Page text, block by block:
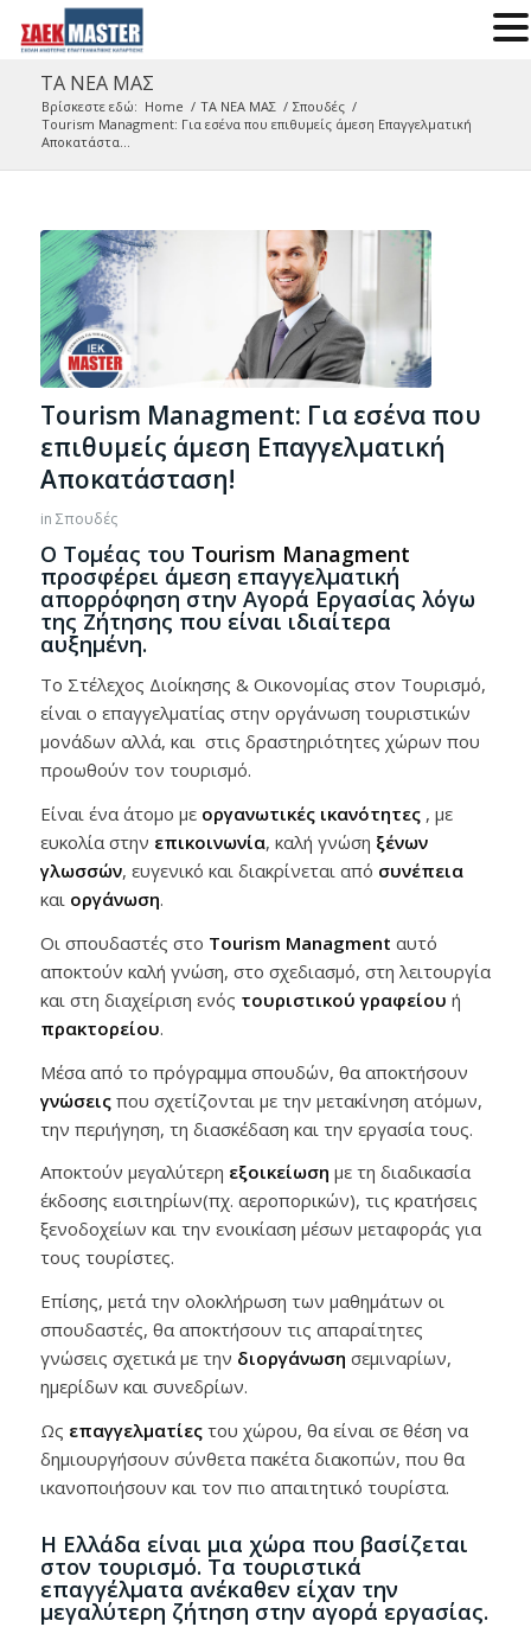
ΤΑ ΝΕΑ ΜΑΣ
Βρίσκεστε εδώ: Home / ΤΑ ΝΕΑ ΜΑΣ / Σπουδές /
Tourism Managment: Για εσένα που επιθυμείς άμεση Επαγγελματική
Αποκατάστα...
Tourism Managment: Για εσένα που
επιθυμείς άμεση Επαγγελματική
Αποκατάσταση!
in Σπουδές
Ο Τομέας του Tourism Managment
προσφέρει άμεση επαγγελματική
απορρόφηση στην Αγορά Εργασίας λόγω
της Ζήτησης που είναι ιδιαίτερα
αυξημένη.
Το Στέλεχος Διοίκησης & Οικονομίας στον Τουρισμό,
είναι ο επαγγελματίας στην οργάνωση τουριστικών
μονάδων αλλά, και στις δραστηριότητες χώρων που
προωθούν τον τουρισμό.
Είναι ένα άτομο με οργανωτικές ικανότητες, με
ευκολία στην επικοινωνία, καλή γνώση ξένων
γλωσσών, ευγενικό και διακρίνεται από συνέπεια
καιοργάνωση.
Οι σπουδαστές στο Tourism Managment αυτό
αποκτούν καλή γνώση, στο σχεδιασμό, στη λειτουργία
και στη διαχείριση ενός τουριστικού γραφείου ή
πρακτορείου.
Μέσα από το πρόγραμμα σπουδών, θα αποκτήσουν
γνώσειςπου σχετίζονται με την μετακίνηση ατόμων,
την περιήγηση, τη διασκέδαση και την εργασία τους.
Αποκτούν μεγαλύτερη εξοικείωση με τη διαδικασία
έκδοσης εισιτηρίων(πχ. αεροπορικών), τις κρατήσεις
ξενοδοχείων και την ενοικίαση μέσων μεταφοράς για
τους τουρίστες.
Επίσης, μετά την ολοκλήρωση των μαθημάτων οι
σπουδαστές, θα αποκτήσουν τις απαραίτητες
γνώσεις σχετικά με την διοργάνωση σεμιναρίων,
ημερίδων και συνεδρίων.
Ως επαγγελματίεςτου χώρου, θα είναι σε θέση να
δημιουργήσουν σύνθετα πακέτα διακοπών, που θα
ικανοποιήσουν και τον πιο απαιτητικό τουρίστα.
Η Ελλάδα είναι μια χώρα που βασίζεται
στον τουρισμό. Τα τουριστικά
επαγγέλματα ανέκαθεν είχαν την
μεγαλύτερη ζήτηση στην αγορά εργασίας.